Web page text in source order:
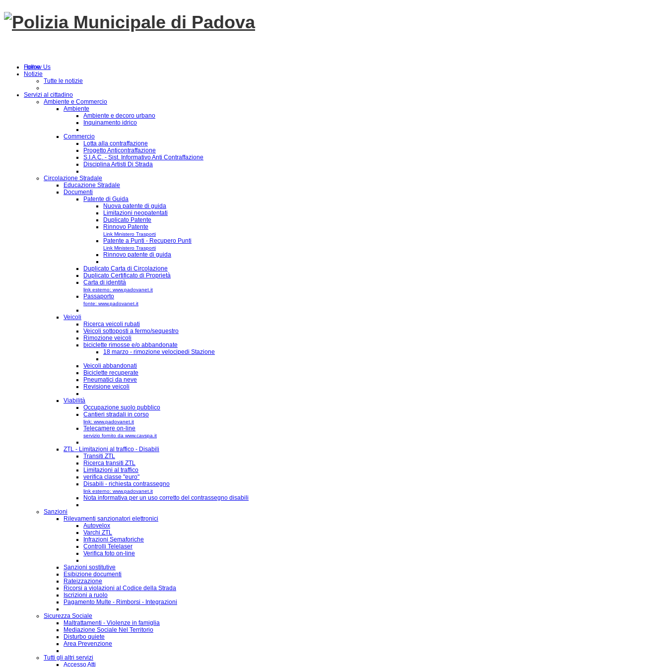
Follow Us
Home
Notizie
Tutte le notizie
Servizi al cittadino
Ambiente e Commercio
Ambiente
Ambiente e decoro urbano
Inquinamento idrico
Commercio
Lotta alla contraffazione
Progetto Anticontraffazione
S.I.A.C. - Sist. Informativo Anti Contraffazione
Disciplina Artisti Di Strada
Circolazione Stradale
Educazione Stradale
Documenti
Patente di Guida
Nuova patente di guida
Limitazioni neopatentati
Duplicato Patente
Rinnovo Patente
Link Ministero Trasporti
Patente a Punti - Recupero Punti
Link Ministero Trasporti
Rinnovo patente di guida
Duplicato Carta di Circolazione
Duplicato Certificato di Proprietà
Carta di identità
link esterno: www.padovanet.it
Passaporto
fonte: www.padovanet.it
Veicoli
Ricerca veicoli rubati
Veicoli sottoposti a fermo/sequestro
Rimozione veicoli
biciclette rimosse e/o abbandonate
18 marzo - rimozione velocipedi Stazione
Veicoli abbandonati
Biciclette recuperate
Pneumatici da neve
Revisione veicoli
Viabilità
Occupazione suolo pubblico
Cantieri stradali in corso
link: www.padovanet.it
Telecamere on-line
servizio fornito da www.cavspa.it
ZTL - Limitazioni al traffico - Disabili
Transiti ZTL
Ricerca transiti ZTL
Limitazioni al traffico
verifica classe "euro"
Disabili - richiesta contrassegno
link esterno: www.padovanet.it
Nota informativa per un uso corretto del contrassegno disabili
Sanzioni
Rilevamenti sanzionatori elettronici
Autovelox
Varchi ZTL
Infrazioni Semaforiche
Controlli Telelaser
Verifica foto on-line
Sanzioni sostitutive
Esibizione documenti
Rateizzazione
Ricorsi a violazioni al Codice della Strada
Iscrizioni a ruolo
Pagamento Multe - Rimborsi - Integrazioni
Sicurezza Sociale
Maltrattamenti - Violenze in famiglia
Mediazione Sociale Nel Territorio
Disturbo quiete
Area Prevenzione
Tutti gli altri servizi
Accesso Atti